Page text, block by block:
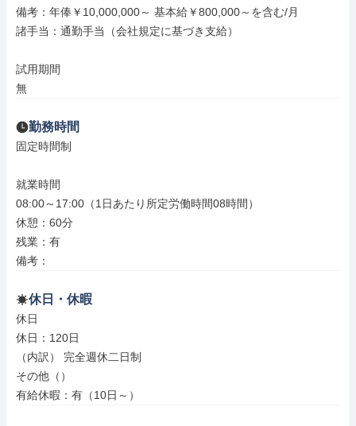
備考：年俸￥10,000,000～ 基本給￥800,000～を含む/月
諸手当：通勤手当（会社規定に基づき支給）
試用期間
無
勤務時間
固定時間制
就業時間
08:00～17:00（1日あたり所定労働時間08時間）
休憩：60分
残業：有
備考：
休日・休暇
休日
休日：120日
（内訳） 完全週休二日制
その他（）
有給休暇：有（10日～）